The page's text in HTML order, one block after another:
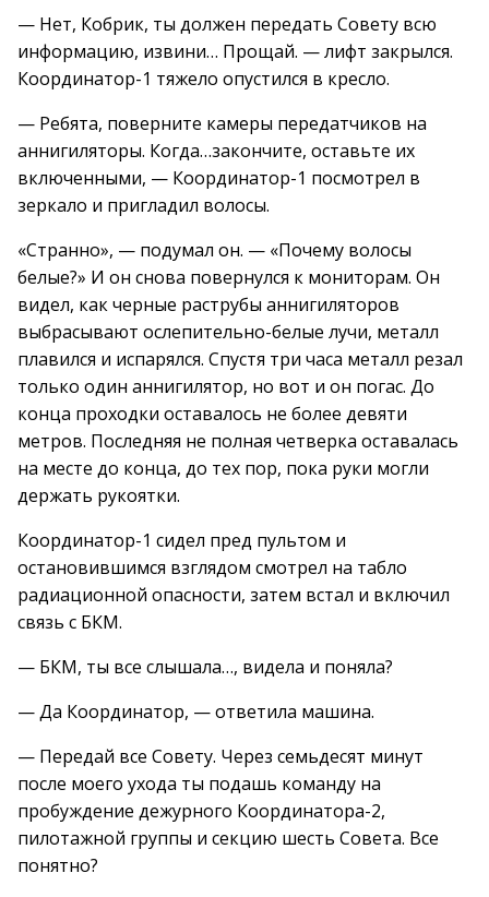
— Нет, Кобрик, ты должен передать Совету всю
информацию, извини… Прощай. — лифт закрылся.
Координатор-1 тяжело опустился в кресло.
— Ребята, поверните камеры передатчиков на
аннигиляторы. Когда…закончите, оставьте их
включенными, — Координатор-1 посмотрел в
зеркало и пригладил волосы.
«Странно», — подумал он. — «Почему волосы
белые?» И он снова повернулся к мониторам. Он
видел, как черные раструбы аннигиляторов
выбрасывают ослепительно-белые лучи, металл
плавился и испарялся. Спустя три часа металл резал
только один аннигилятор, но вот и он погас. До
конца проходки оставалось не более девяти
метров. Последняя не полная четверка оставалась
на месте до конца, до тех пор, пока руки могли
держать рукоятки.
Координатор-1 сидел пред пультом и
остановившимся взглядом смотрел на табло
радиационной опасности, затем встал и включил
связь с БКМ.
— БКМ, ты все слышала…, видела и поняла?
— Да Координатор, — ответила машина.
— Передай все Совету. Через семьдесят минут
после моего ухода ты подашь команду на
пробуждение дежурного Координатора-2,
пилотажной группы и секцию шесть Совета. Все
понятно?